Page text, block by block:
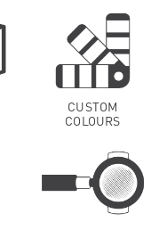
CUSTOM
COLOURS